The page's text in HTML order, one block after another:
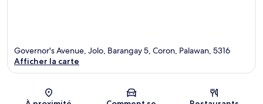
Carte
Governor's Avenue, Jolo, Barangay 5, Coron, Palawan, 5316
Afficher la carte